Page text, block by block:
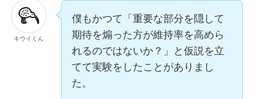
キウイくん
僕もかつて「重要な部分を隠して
期待を煽った方が維持率を高めら
れるのではないか？」と仮説を立
てて実験をしたことがありまし
た。